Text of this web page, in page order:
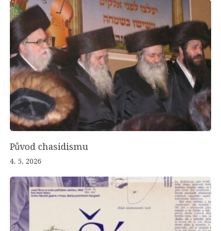
Původ chasidismu
4. 5. 2026